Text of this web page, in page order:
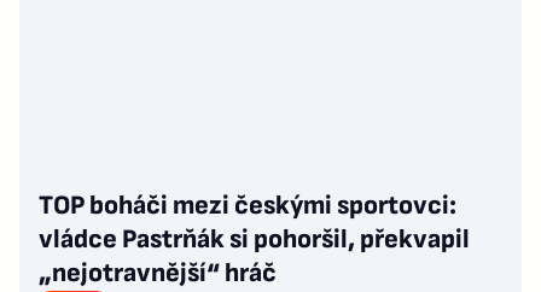
TOP boháči mezi českými sportovci:
vládce Pastrňák si pohoršil, překvapil
„nejotravnější“ hráč